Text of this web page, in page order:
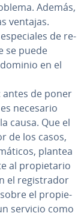
Además,
ventajas.
de re­
se puede
en el
antes de poner
necesario
causa. Que el
de los casos,
plantea
al pro­pie­ta­rio
el re­gi­s­tra­dor
el pro­pie­
servicio como